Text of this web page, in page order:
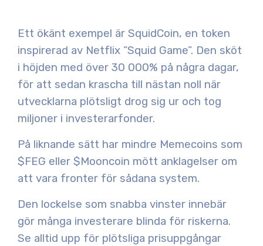
Ett ökänt exempel är SquidCoin, en token
inspirerad av Netflix ”Squid Game”. Den sköt
i höjden med över 30 000% på några dagar,
för att sedan krascha till nästan noll när
utvecklarna plötsligt drog sig ur och tog
miljoner i investerarfonder.
På liknande sätt har mindre Memecoins som
$FEG eller $Mooncoin mött anklagelser om
att vara fronter för sådana system.
Den lockelse som snabba vinster innebär
gör många investerare blinda för riskerna.
Se alltid upp för plötsliga prisuppgångar